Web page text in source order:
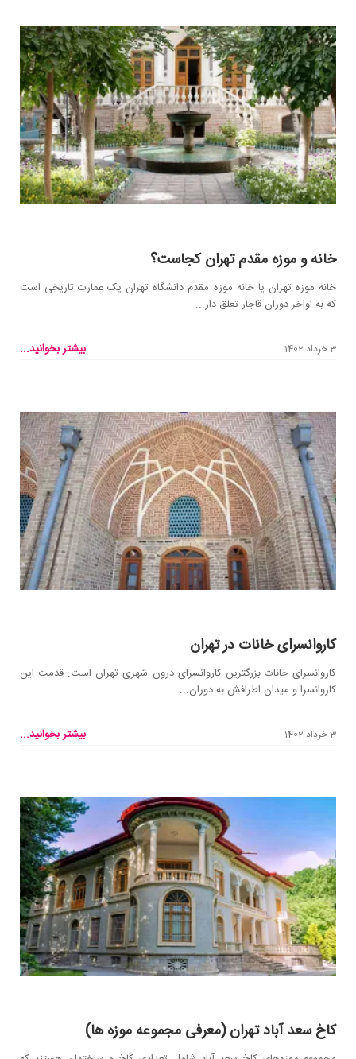
خانه و موزه مقدم تهران کجاست؟
خانه موزه تهران یا خانه موزه مقدم دانشگاه تهران یک عمارت تاریخی است
که به اواخر دوران قاجار تعلق دار...
3 خرداد 1402 بیشتر بخوانید...
کاروانسرای خانات در تهران
کاروانسرای خانات بزرگترین کاروانسرای درون شهری تهران است. قدمت این
کاروانسرا و میدان اطرافش به دوران...
3 خرداد 1402 بیشتر بخوانید...
کاخ سعد آباد تهران (معرفی مجموعه موزه ها)